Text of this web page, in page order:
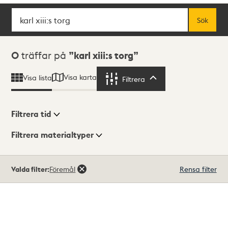
Sök
Sök
Sökresultat
0 träffar på karl xiii:s torg
Visa lista Visa karta Filtrera
Visningsläge
Filtrera tid
Filtrera materialtyper
träffar
Valda filter:Föremål Rensa filter